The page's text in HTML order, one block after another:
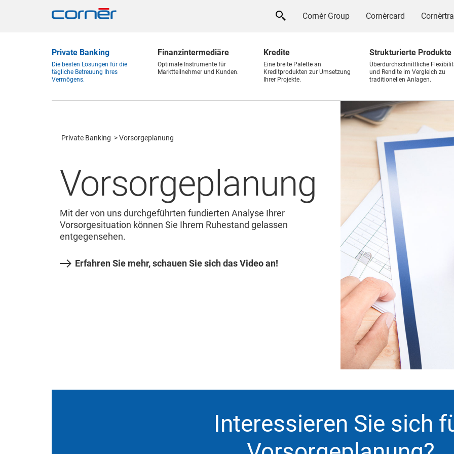
Cornèr Group Cornèrcard
Private Banking
Die besten Lösungen für die
tägliche Betreuung Ihres
Vermögens.
Finanzintermediäre
Optimale Instrumente für
Marktteilnehmer und Kunden.
Kredite
Eine breite Palette an
Kreditprodukten zur Umsetzung
Ihrer Projekte.
Strukturierte Produkte
Überdurchschnittliche
und Rendite im Vergleich zu
traditionellen Anlagen.
Private Banking Vorsorgeplanung
Vorsorgeplanung
Mit der von uns durchgeführten fundierten Analyse Ihrer
Vorsorgesituation können Sie Ihrem Ruhestand gelassen
entgegensehen.
Erfahren Sie mehr, schauen Sie sich das Video an!
Interessieren Sie sich